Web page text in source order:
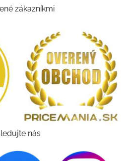
zákazníkmi
nás